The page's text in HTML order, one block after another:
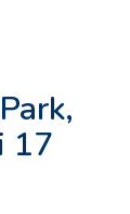
17